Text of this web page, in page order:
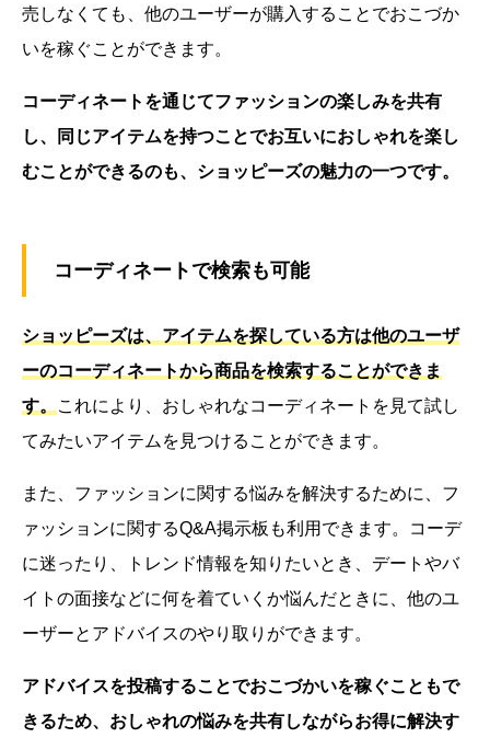
売しなくても、他のユーザーが購入することでおこづか
いを稼ぐことができます。
コーディネートを通じてファッションの楽しみを共有
し、同じアイテムを持つことでお互いにおしゃれを楽し
むことができるのも、ショッピーズの魅力の一つです。
コーディネートで検索も可能
ショッピーズは、アイテムを探している方は他のユーザ
ーのコーディネートから商品を検索することができま
す。
これにより、おしゃれなコーディネートを見て試し
てみたいアイテムを見つけることができます。
また、ファッションに関する悩みを解決するために、フ
ァッションに関するQ&A掲示板も利用できます。コーデ
に迷ったり、トレンド情報を知りたいとき、デートやバ
イトの面接などに何を着ていくか悩んだときに、他のユ
ーザーとアドバイスのやり取りができます。
アドバイスを投稿することでおこづかいを稼ぐこともで
きるため、おしゃれの悩みを共有しながらお得に解決す